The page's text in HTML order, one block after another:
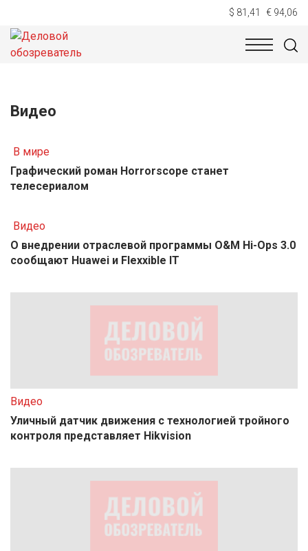
$ 81,41 € 94,06
НОВОСТИ
Видео
В мире
Графический роман Horrorscope станет
телесериалом
Видео
О внедрении отраслевой программы O&M Hi-Ops 3.0
сообщают Huawei и Flexxible IT
Видео
Уличный датчик движения с технологией тройного
контроля представляет Hikvision